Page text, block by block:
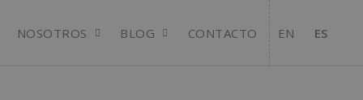
NOSOTROS BLOG CONTACTO EN ES